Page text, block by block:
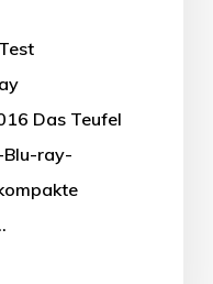
Das Teufel
Blu-ray-